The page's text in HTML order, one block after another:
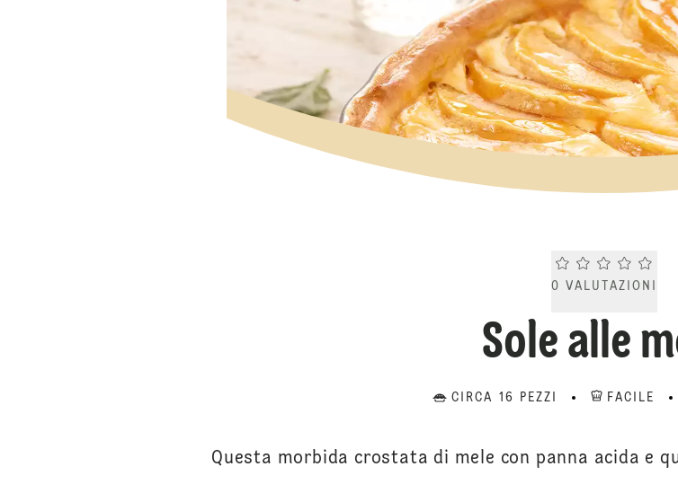
Current
0 VALUTAZIONI
Sole alle
CIRCA 16 PEZZI FACILE
Questa morbida crostata di mele con panna acida e